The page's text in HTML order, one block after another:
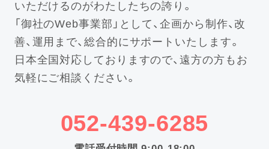
いただけるのがわたしたちの誇り。
「御社のWeb事業部」として、企画から制作、改
善、運用まで、総合的にサポートいたします。
日本全国対応しておりますので、遠方の方もお
気軽にご相談ください。
052-439-6285